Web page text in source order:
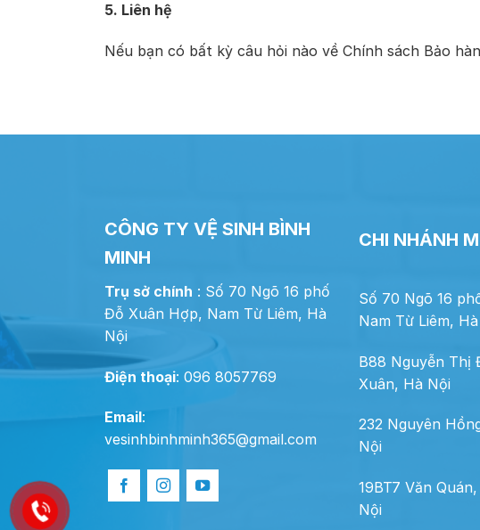
5. Liên hệ
Nếu bạn có bất kỳ câu hỏi nào về Chính sách Bảo
CÔNG TY VỆ SINH BÌNH
MINH
Trụ sở chính : Số 70 Ngõ 16 phố
Đỗ Xuân Hợp, Nam Từ Liêm, Hà
Nội
Điện thoại: 096 8057769
Email:
vesinhbinhminh365@gmail.com
CHI NHÁNH
Số 70 Ngõ 16
Nam Từ Liêm,
B88 Nguyễn Thị
Xuân, Hà Nội
232 Nguyên
Nội
19BT7 Văn
Nội